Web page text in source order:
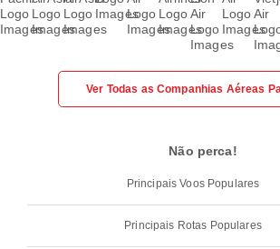
Ver Todas as Companhias Aéreas
Não perca!
Principais Voos Populares
Principais Rotas Populares